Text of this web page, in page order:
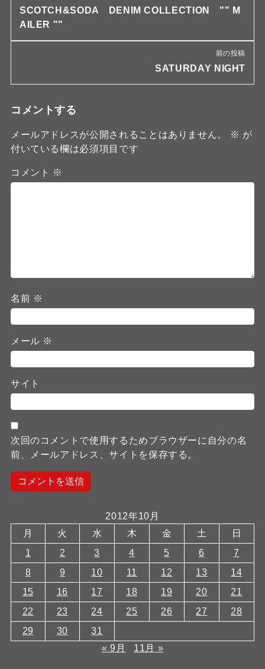
SCOTCH&SODA DENIM COLLECTION "" M
AILER ""
前の投稿
SATURDAY NIGHT
コメントする
メールアドレスが公開されることはありません。 ※ が
付いている欄は必須項目です
コメント ※
名前 ※
メール ※
サイト
次回のコメントで使用するためブラウザーに自分の名
前、メールアドレス、サイトを保存する。
2012年10月
月
火 水 木 金 土
日
1
2 3 4 5 6
7
8
9 10 11 12 13
14
15
16 17 18 19 20
21
22
23 24 25 26 27
28
29
30
31
« 9月
11月 »